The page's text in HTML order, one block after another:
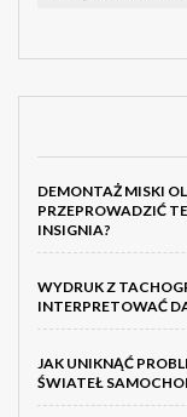
DEMONTAŻ MISKI
PRZEPROWADZIĆ
INSIGNIA?
WYDRUK Z
INTERPRETOWAĆ
JAK UNIKNĄĆ
ŚWIATEŁ